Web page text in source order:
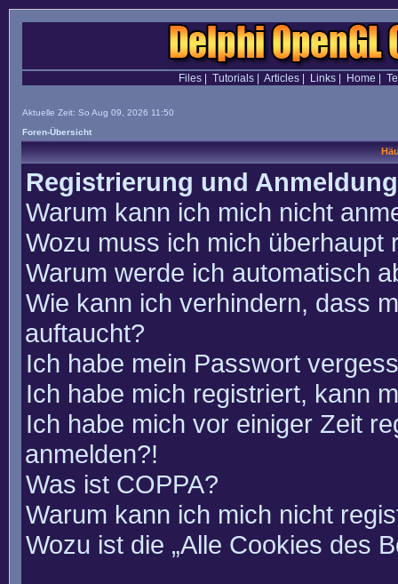
Files| Tutorials| Articles| Links| Home
Aktuelle Zeit: So Aug 09, 2026 11:50
Foren-Übersicht
Registrierung und Anmeldung
Warum kann ich mich nicht
Wozu muss ich mich überhaupt
Warum werde ich automatisch
Wie kann ich verhindern, dass
auftaucht?
Ich habe mein Passwort
Ich habe mich registriert, kann
Ich habe mich vor einiger Zeit
anmelden?!
Was ist COPPA?
Warum kann ich mich nicht
Wozu ist die „Alle Cookies des